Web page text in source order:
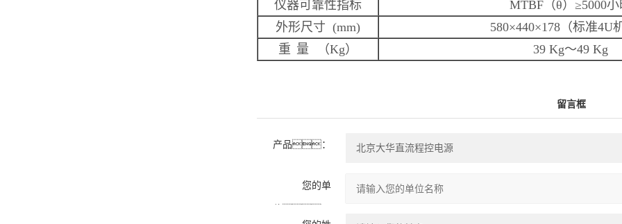
仪器可靠性指标
MTBF（θ） ≥5000小
外形尺寸 (mm) 580×440×178 （标准4U
重 量 （Kg） 39 Kg～49 Kg
留言框
产品：
您的单